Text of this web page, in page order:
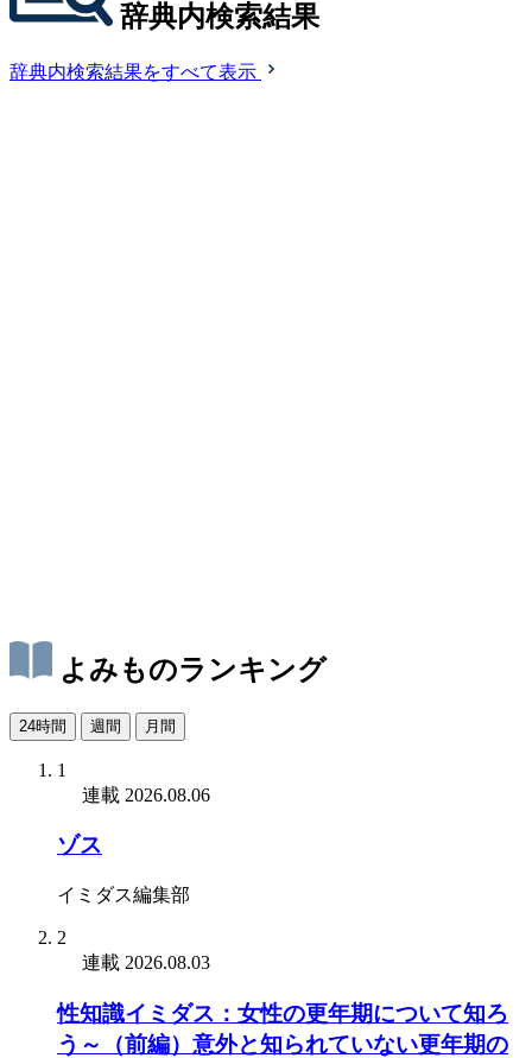
辞典内検索結果
辞典内検索結果をすべて表示
よみものランキング
24時間 週間 月間
1
連載 2026.08.06
ゾス
イミダス編集部
2
連載 2026.08.03
性知識イミダス：女性の更年期について知ろ
う～（前編）意外と知られていない更年期の